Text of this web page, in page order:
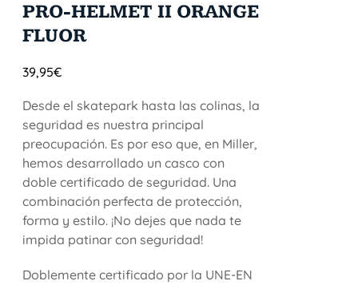
PRO-HELMET II ORANGE
FLUOR
39,95€
Desde el skatepark hasta las colinas, la
seguridad es nuestra principal
preocupación. Es por eso que, en Miller,
hemos desarrollado un casco con
doble certificado de seguridad. Una
combinación perfecta de protección,
forma y estilo. ¡No dejes que nada te
impida patinar con seguridad!
Doblemente certificado por la UNE-EN